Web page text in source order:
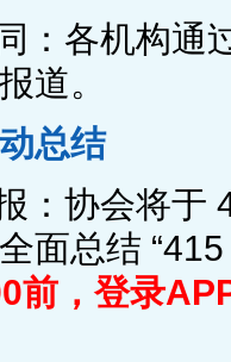
各机构通过
道。
总结
协会将于 4
面总结
前，登录